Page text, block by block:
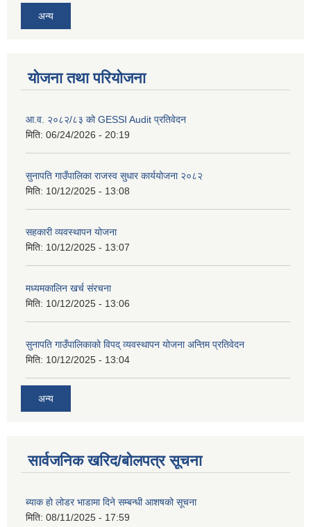
अन्य
योजना तथा परियोजना
आ.व. २०८२/८३ को GESSI Audit प्रतिवेदन
मिति: 06/24/2026 - 20:19
सुनापति गाउँपालिका राजस्व सुधार कार्ययोजना २०८२
मिति: 10/12/2025 - 13:08
सहकारी व्यवस्थापन योजना
मिति: 10/12/2025 - 13:07
मध्यमकालिन खर्च संरचना
मिति: 10/12/2025 - 13:06
सुनापति गाउँपालिकाको विपद् व्यवस्थापन योजना अन्तिम प्रतिवेदन
मिति: 10/12/2025 - 13:04
अन्य
सार्वजनिक खरिद/बोलपत्र सूचना
ब्याक हो लोडर भाडामा दिने सम्बन्धी आशषको सूचना
मिति: 08/11/2025 - 17:59